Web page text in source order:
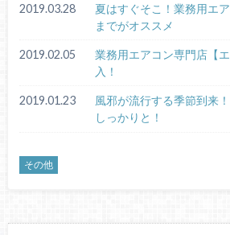
2019.03.28
夏はすぐそこ！業務用エ
までがオススメ
2019.02.05
業務用エアコン専門店【
入！
2019.01.23
風邪が流行する季節到来
しっかりと！
その他